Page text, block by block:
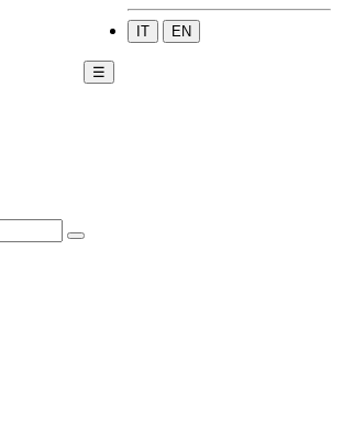
IT EN
☰